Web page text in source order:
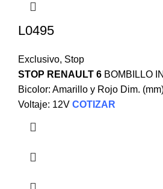
L0495
Exclusivo, Stop
STOP RENAULT 6 BOMBILLO
Bicolor: Amarillo y Rojo Dim.
Voltaje: 12V COTIZAR